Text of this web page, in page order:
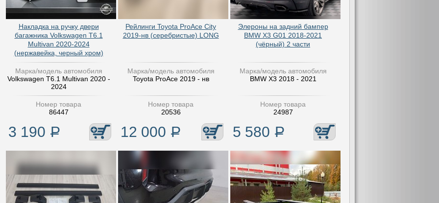
Накладка на ручку двери
багажника Volkswagen T6.1
Multivan 2020-2024
(нержавейка, черный хром)
Марка/модель автомобиля
Volkswagen T6.1 Multivan 2020 -
2024
Номер товара
86447
3 190 Р
Рейлинги Toyota ProAce City
2019-нв (серебристые) LONG
Марка/модель автомобиля
Toyota ProAce 2019 - нв
Номер товара
20536
12 000 Р
Элероны на задний бампер
BMW X3 G01 2018-2021
(чёрный) 2 части
Марка/модель автомобиля
BMW X3 2018 - 2021
Номер товара
24987
5 580 Р